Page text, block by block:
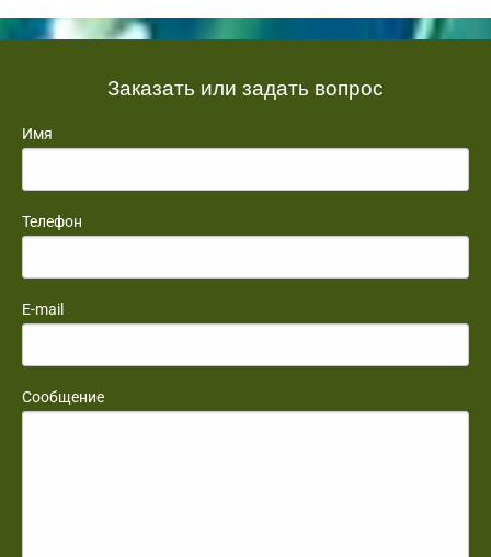
Заказать или задать вопрос
Имя
Телефон
E-mail
Сообщение